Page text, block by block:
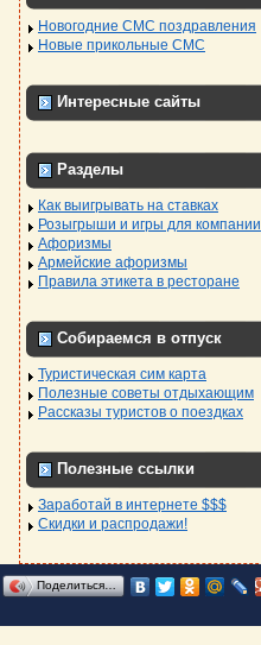
Новогодние СМС поздравления
Новые прикольные СМС
Интересные сайты
Разделы
Как выигрывать на ставках
Розыгрыши и игры для компании
Афоризмы
Армейские афоризмы
Правила этикета в ресторане
Собираемся в отпуск
Туристическая сим карта
Полезные советы отдыхающим
Рассказы туристов о поездках
Полезные ссылки
Заработай в интернете $$$
Скидки и распродажи!
Поделиться…